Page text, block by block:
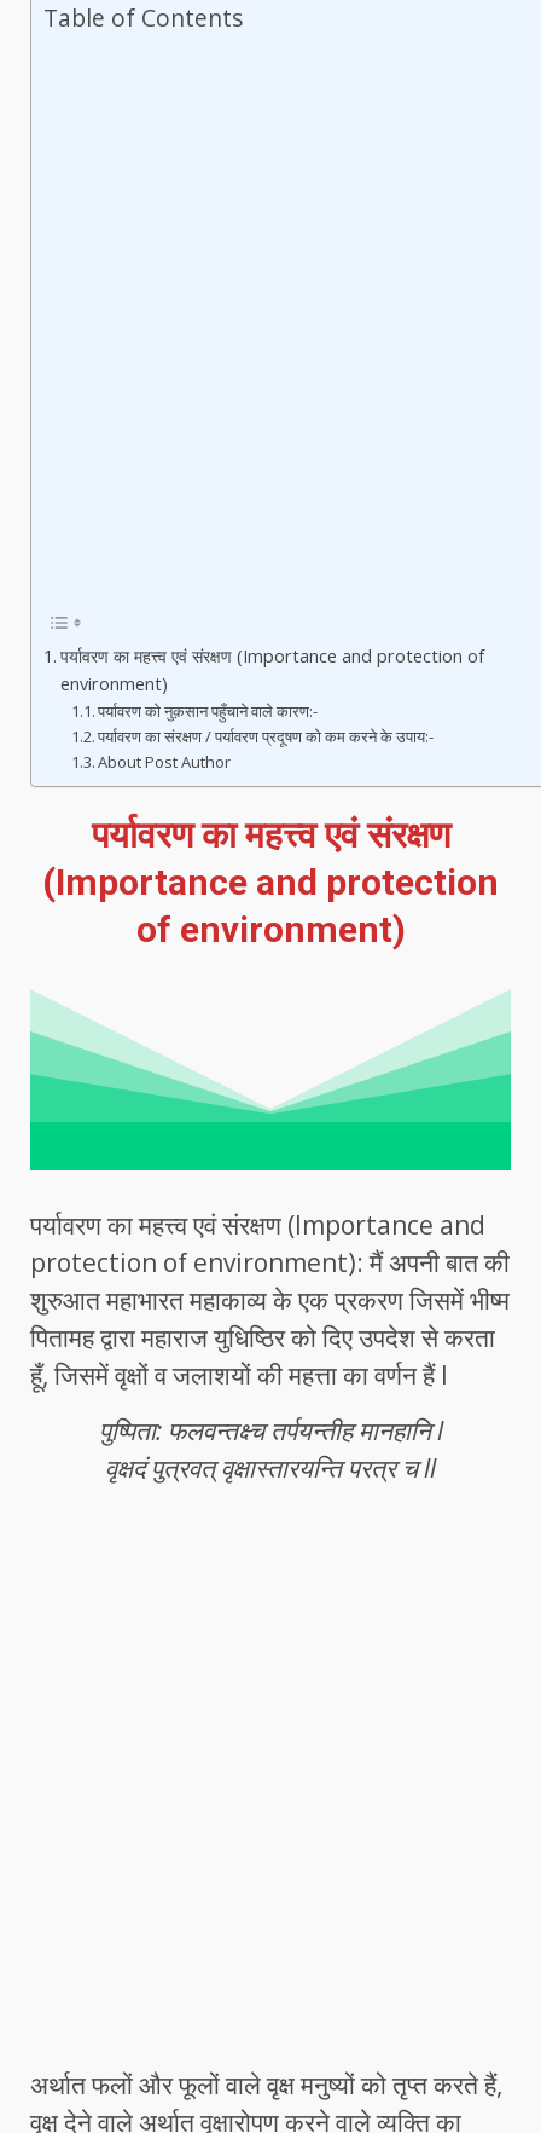
Table of Contents
पर्यावरण का महत्त्व एवं संरक्षण (Importance and protection of
environment)
पर्यावरण को नुक़सान पहुँचाने वाले कारण:-
पर्यावरण का संरक्षण / पर्यावरण प्रदूषण को कम करने के उपाय:-
About Post Author
पर्यावरण का महत्त्व एवं संरक्षण
(Importance and protection
of environment)
पर्यावरण का महत्त्व एवं संरक्षण (Importance and
protection of environment): मैं अपनी बात की
शुरुआत महाभारत महाकाव्य के एक प्रकरण जिसमें भीष्म
पितामह द्वारा महाराज युधिष्ठिर को दिए उपदेश से करता
हूँ, जिसमें वृक्षों व जलाशयों की महत्ता का वर्णन हैं l
पुष्पिता: फलवन्तक्ष्च तर्पयन्तीह मानहानि l
वृक्षदं पुत्रवत् वृक्षास्तारयन्ति परत्र च ll
अर्थात फलों और फूलों वाले वृक्ष मनुष्यों को तृप्त करते हैं,
वृक्ष देने वाले अर्थात वृक्षारोपण करने वाले व्यक्ति का